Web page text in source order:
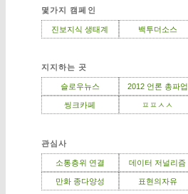
몇가지 캠페인
진보지식 생태계 백투더소스
지지하는 곳
슬로우뉴스 2012 언론 총파업
씽크카페 ㅍㅍㅅㅅ
관심사
소통층위 연결 데이터 저널리즘
만화 종다양성 표현의자유